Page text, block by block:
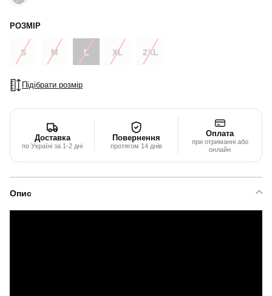
РОЗМІР
S M L XL 2XL
Підібрати розмір
Доставка
по Україні за 1-2 дні
Повернення
протягом 14 днів
Оплата
при отриманні або
онлайн
Опис